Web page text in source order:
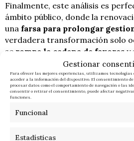
Gestionar
Para ofrecer las mejores experiencias, utilizamos tecnologías
acceder a la información del dispositivo. El consentimiento
procesar datos como el comportamiento de navegación o las
consentir o retirar el consentimiento, puede afectar
funciones.
Funcional
Estadísticas
Finalmente, este análisis es
ámbito público, donde la
una farsa para prolongar
verdadera transformación solo
se rompe la cadena de favores y
perfiles independientes
misión de servir al interés común
jerarquía específica.
ya no es cumplir la misión, sino